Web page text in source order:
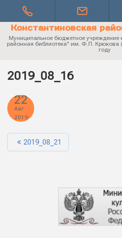
Константиновская
Муниципальное бюджетное учреждение
районная библиотека" им. Ф.П.
году
2019_08_16
22
Авг
2019
2019_08_21